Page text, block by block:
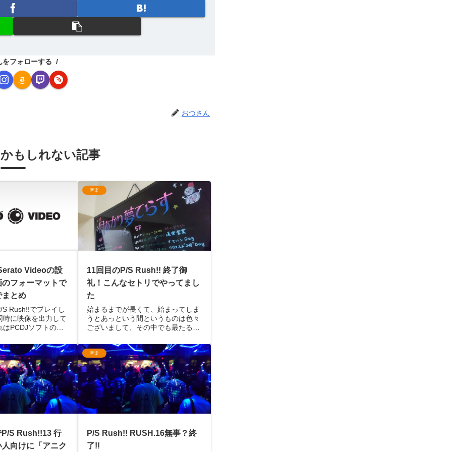
をフォローする
おつさん
もしれない記事
Videoの設
フォーマットで
まとめ
Rush!!でプレイし
時に映像を出力して
はPCDJソフトの
という機能を使い
を購入しなくても、
で使う...
音楽
11回目のP/S Rush!! 終了御
礼！こんなセトリでやってまし
た
始まるまでが長くて、始まってしま
うとあっという間というものは色々
ございまして、その中でも最たるも
ンコ・パチスロオンリー楽曲のクラ
ブイベント「P/S Rush!!」の11回
目、無事終了いたしました。今回も
多数...
P/S Rush!!13 行
向けに「アニク
音楽
P/S Rush!! RUSH.16無事？終
了!!